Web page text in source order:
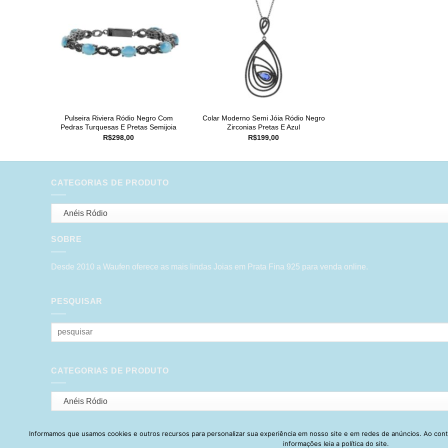
Pulseira Riviera Ródio Negro Com
Pedras Turquesas E Pretas Semijoia
R$298,00
Colar Moderno Semi Jóia Ródio Negro
Zirconias Pretas E Azul
R$199,00
CATEGORIAS DE PRODUTO
Anéis Ródio
SOBRE
Desde 2010 a Waufen oferece as mais lindas Joias em Prata Fina 925 para venda online.
PESQUISAR
Pesquisar
CATEGORIAS DE PRODUTO
Anéis Ródio
Visa PayPal Stripe MasterCardCash
Informamos que usamos cookies e outros recursos para personalizar sua experiência em nosso site e em redes de anúncios. Ao
informações leia a política do site.